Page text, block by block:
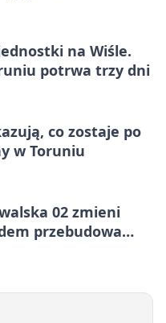
na Wiśle.
potrwa trzy dni
co zostaje po
w Toruniu
02 zmieni
przebudowa